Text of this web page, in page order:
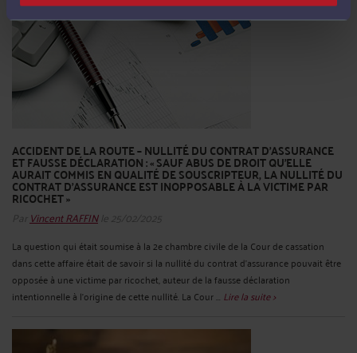
ACCIDENT DE LA ROUTE – NULLITÉ DU CONTRAT D’ASSURANCE
ET FAUSSE DÉCLARATION : « SAUF ABUS DE DROIT QU'ELLE
AURAIT COMMIS EN QUALITÉ DE SOUSCRIPTEUR, LA NULLITÉ DU
CONTRAT D'ASSURANCE EST INOPPOSABLE À LA VICTIME PAR
RICOCHET »
Par Vincent RAFFINle 25/02/2025
La question qui était soumise à la 2e chambre civile de la Cour de cassation
dans cette affaire était de savoir si la nullité du contrat d'assurance pouvait être
opposée à une victime par ricochet, auteur de la fausse déclaration
intentionnelle à l'origine de cette nullité. La Cour ... Lire la suite >